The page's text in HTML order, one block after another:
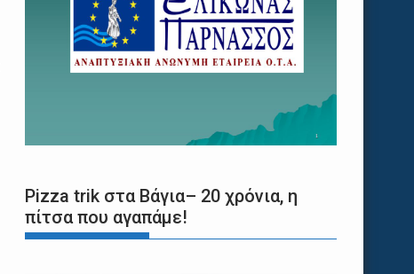
Pizza trik στα Βάγια– 20 χρόνια, η
πίτσα που αγαπάμε!